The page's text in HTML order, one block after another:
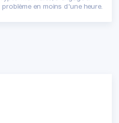
en moins d'une heure.